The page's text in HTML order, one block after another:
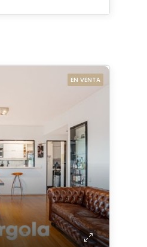
EN VENTA